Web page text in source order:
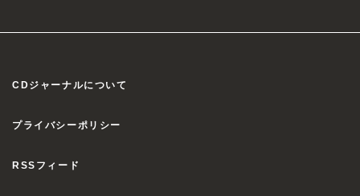
CDジャーナルについて
プライバシーポリシー
RSSフィード